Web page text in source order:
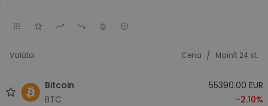
Valūta Cena / Mainīt 24 st.
Bitcoin
BTC
55390.00 EUR
-2.10%